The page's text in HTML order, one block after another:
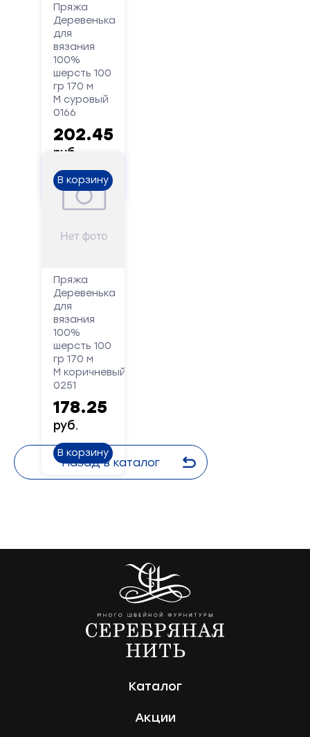
Пряжа
Деревенька
для
вязания
100%
шерсть 100
гр 170 м
М суровый
0166
202.45
руб.
В корзину
Пряжа
Деревенька
для
вязания
100%
шерсть 100
гр 170 м
М коричневый
0251
178.25
руб.
В корзину
Назад в каталог
Каталог
Акции